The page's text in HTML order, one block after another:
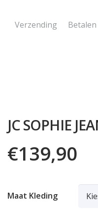
Verzending Betalen
JC SOPHIE
€139,90
Maat Kleding